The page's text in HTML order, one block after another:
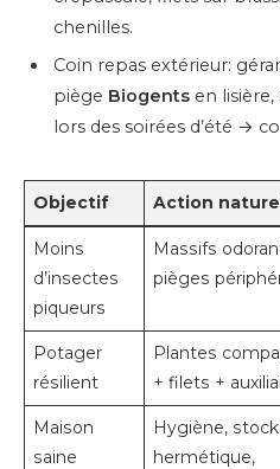
chenilles.
Coin repas extérieur:
piège Biogents en
lors des soirées d’été →
Objectif Action
Moins
d’insectes
piqueurs
Massifs
pièges
Potager
résilient
Plantes
+ filets +
Maison
saine
Hygiène,
hermétique,